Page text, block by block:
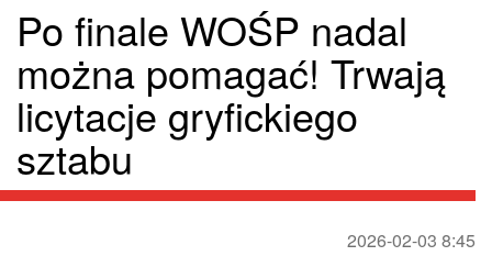
Po finale WOŚP nadal
można pomagać! Trwają
licytacje gryfickiego
sztabu
2026-02-03 8:45